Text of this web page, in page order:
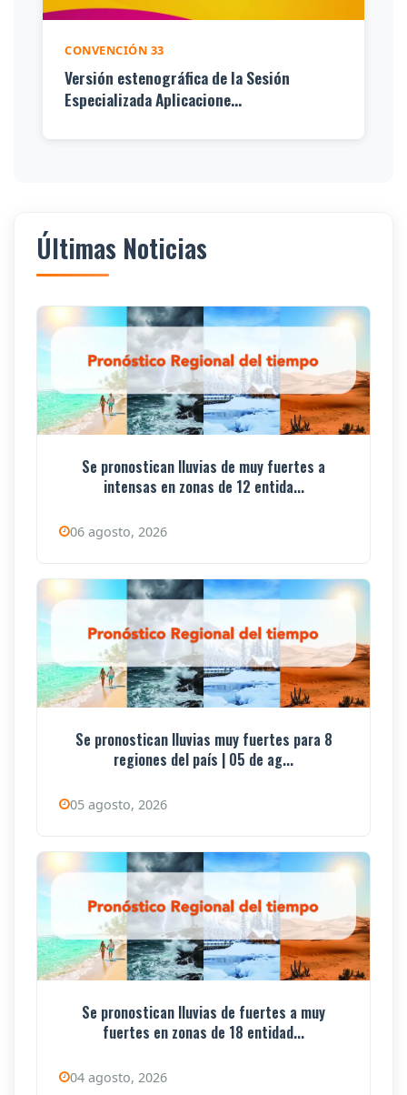
CONVENCIÓN 33
Versión estenográfica de la Sesión
Especializada Aplicacione...
Últimas Noticias
Se pronostican lluvias de muy fuertes a
intensas en zonas de 12 entida...
06 agosto, 2026
Se pronostican lluvias muy fuertes para 8
regiones del país | 05 de ag...
05 agosto, 2026
Se pronostican lluvias de fuertes a muy
fuertes en zonas de 18 entidad...
04 agosto, 2026